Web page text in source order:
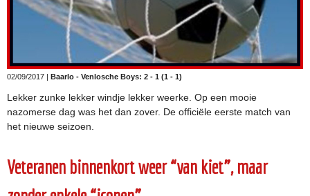
02/09/2017 | Baarlo - Venlosche Boys: 2 - 1 (1 - 1)
Lekker zunke lekker windje lekker weerke. Op een mooie
nazomerse dag was het dan zover. De officiële eerste match van
het nieuwe seizoen.
Veteranen binnenkort weer “van kiet”, maar